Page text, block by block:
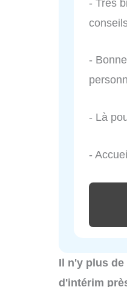
- Très
-
- Là
-
Il n'y plus
d'intérim